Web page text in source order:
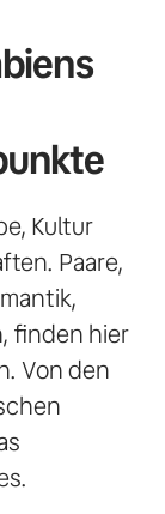
Kultur
Paare,
finden hier
Von den